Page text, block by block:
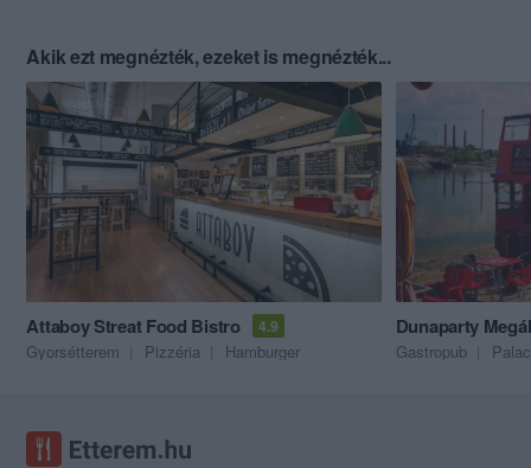
Akik ezt megnézték, ezeket is megnézték...
Attaboy Streat Food Bistro 4.9
Gyorsétterem Pizzéria Hamburger
Dunaparty
Gastropub